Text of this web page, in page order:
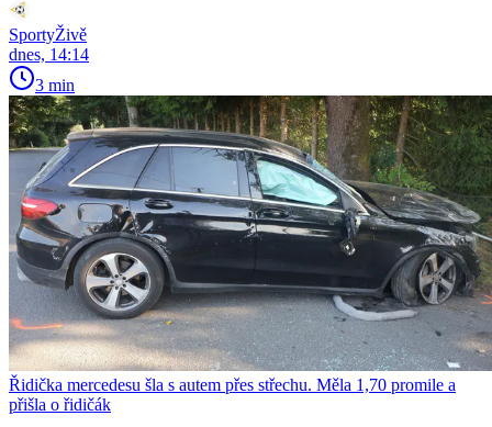
SportyŽivě
dnes, 14:14
3 min
Řidička mercedesu šla s autem přes střechu. Měla 1,70 promile a
přišla o řidičák